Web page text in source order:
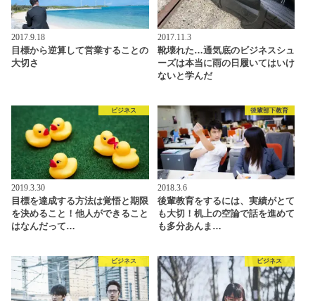
2017.9.18
目標から逆算して営業することの
大切さ
2017.11.3
靴壊れた…通気底のビジネスシュ
ーズは本当に雨の日履いてはいけ
ないと学んだ
ビジネス
2019.3.30
目標を達成する方法は覚悟と期限
を決めること！他人ができること
はなんだって…
後輩部下教育
2018.3.6
後輩教育をするには、実績がとて
も大切！机上の空論で話を進めて
も多分あんま…
ビジネス ビジネス